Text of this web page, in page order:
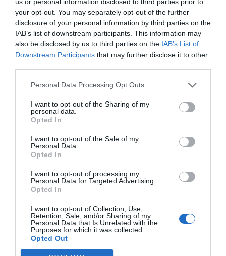
your opt-out. You may separately opt-out of the further
disclosure of your personal information by third parties on the
IAB’s list of downstream participants. This information may
also be disclosed by us to third parties on the IAB’s List of
Downstream Participants that may further disclose it to other
Personal Data Processing Opt Outs
I want to opt-out of the Sharing of my
personal data.
Opted In
I want to opt-out of the Sale of my
Personal Data.
Opted In
I want to opt-out of processing my
Personal Data for Targeted Advertising.
Opted In
I want to opt-out of Collection, Use,
Retention, Sale, and/or Sharing of my
Personal Data that Is Unrelated with the
Purposes for which it was collected.
Opted Out
ΔΕΊΤΕ ΕΠΊΣΗΣ...